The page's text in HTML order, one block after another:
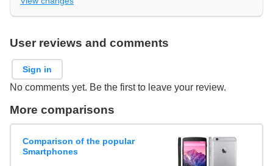
User reviews and comments
Sign in
No comments yet. Be the first to leave your review.
More comparisons
Comparison of the popular
Smartphones